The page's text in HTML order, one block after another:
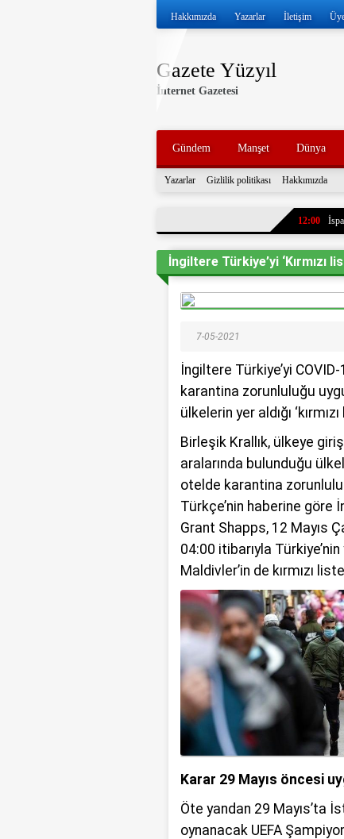
Hakkımızda Yazarlar İletişim
Gazete Yüzyıl
İnternet Gazetesi
Gündem Manşet Dünya
Yazarlar Gizlilik politikası Hakkımızda
12:00
11:52
7
paylaştı.
İngiltere Türkiye’yi ‘Kırmızı
7-05-2021
İngiltere Türkiye’yi
karantina zorunluluğu
ülkelerin yer aldığı
Birleşik Krallık, ülkeye
aralarında bulunduğu
otelde karantina
Türkçe’nin haberine göre
Grant Shapps, 12 Mayıs
04:00 itibarıyla Türkiye’nin
Maldivler’in de kırmızı
Karar 29 Mayıs öncesi
Öte yandan 29 Mayıs’ta
oynanacak UEFA